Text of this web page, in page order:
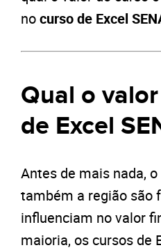
nocurso de Excel
Qual o
de Excel
Antes de mais nada, o
também a região são
influenciam no valor
maioria, os cursos de